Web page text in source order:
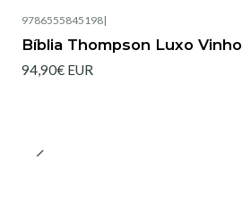
9786555845198|
Bíblia Thompson Luxo Vinho
94,90€ EUR